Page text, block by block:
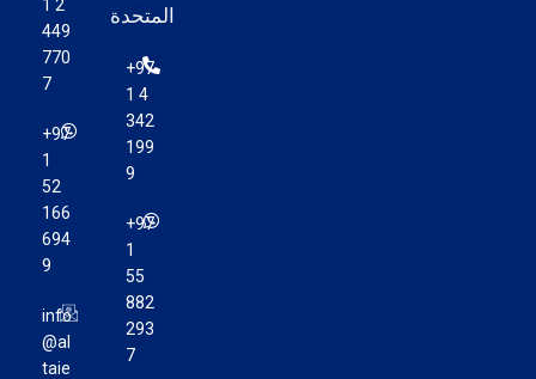
المتحدة
+97
1 4
342
199
9
+97
1
55
882
293
7
1 2
449
770
7
+97
1
52
166
694
9
info
@al
taie